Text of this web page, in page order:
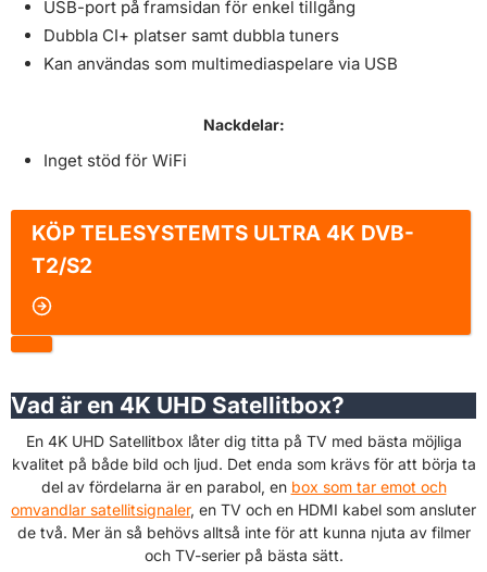
USB-port på framsidan för enkel tillgång
Dubbla CI+ platser samt dubbla tuners
Kan användas som multimediaspelare via USB
Nackdelar:
Inget stöd för WiFi
KÖP TELESYSTEMTS ULTRA 4K DVB-
T2/S2
Vad är en 4K UHD Satellitbox?
En 4K UHD Satellitbox låter dig titta på TV med bästa möjliga
kvalitet på både bild och ljud. Det enda som krävs för att börja ta
del av fördelarna är en parabol, en box som tar emot och
omvandlar satellitsignaler, en TV och en HDMI kabel som ansluter
de två. Mer än så behövs alltså inte för att kunna njuta av filmer
och TV-serier på bästa sätt.